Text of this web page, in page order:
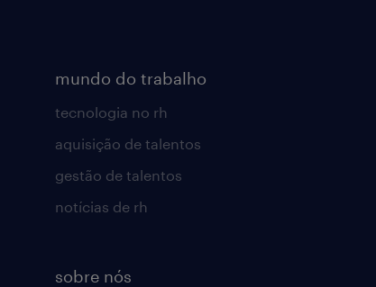
mundo do trabalho
tecnologia no rh
aquisição de talentos
gestão de talentos
notícias de rh
sobre nós